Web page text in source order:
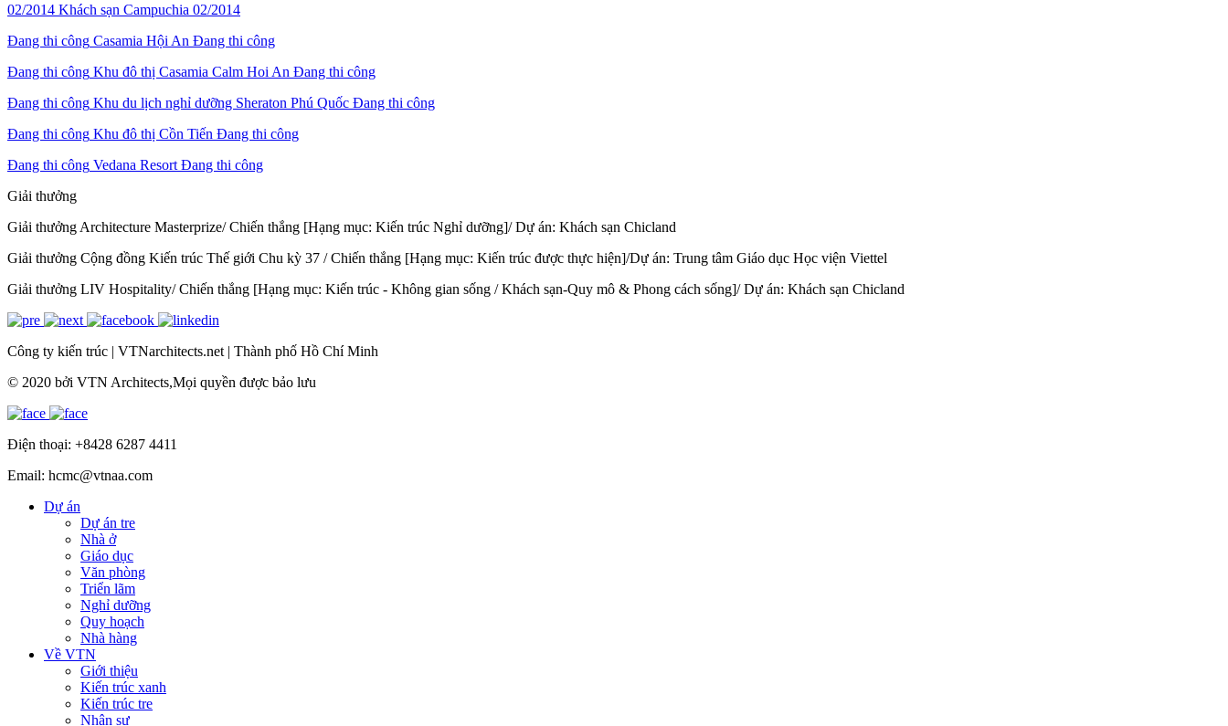
02/2014 Khách sạn Campuchia 02/2014
Đang thi công Casamia Hội An Đang thi công
Đang thi công Khu đô thị Casamia Calm Hoi An Đang thi công
Đang thi công Khu du lịch nghỉ dưỡng Sheraton Phú Quốc Đang thi công
Đang thi công Khu đô thị Cồn Tiến Đang thi công
Đang thi công Vedana Resort Đang thi công
Giải thưởng
Giải thưởng Architecture Masterprize/ Chiến thắng [Hạng mục: Kiến trúc Nghỉ dưỡng]/ Dự án: Khách sạn Chicland
Giải thưởng Cộng đồng Kiến trúc Thế giới Chu kỳ 37 / Chiến thắng [Hạng mục: Kiến trúc được thực hiện]/Dự án: Trung tâm Giáo dục Học viện Viettel
Giải thưởng LIV Hospitality/ Chiến thắng [Hạng mục: Kiến trúc - Không gian sống / Khách sạn-Quy mô & Phong cách sống]/ Dự án: Khách sạn Chicland
Công ty kiến trúc | VTNarchitects.net | Thành phố Hồ Chí Minh
© 2020 bởi VTN Architects,Mọi quyền được bảo lưu
Điện thoại: +8428 6287 4411
Email: hcmc@vtnaa.com
Dự án
Dự án tre
Nhà ở
Giáo dục
Văn phòng
Triển lãm
Nghỉ dưỡng
Quy hoạch
Nhà hàng
Về VTN
Giới thiệu
Kiến trúc xanh
Kiến trúc tre
Nhân sự